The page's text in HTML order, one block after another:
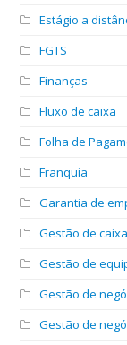
Estágio a
FGTS
Finanças
Fluxo de caixa
Folha de
Franquia
Garantia de
Gestão de caixa
Gestão de
Gestão de
Gestão de